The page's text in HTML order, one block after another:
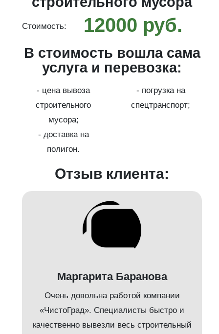
Стоимость: 12000 руб.
В стоимость вошла сама
услуга и перевозка:
- цена вывоза
строительного
мусора;
- погрузка на
спецтранспорт;
- доставка на
полигон.
Отзыв клиента:
Маргарита Баранова
Очень довольна работой компании
«ЧистоГрад». Специалисты быстро и
качественно вывезли весь строительный